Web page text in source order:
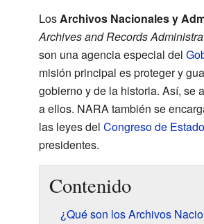
LosArchivos Nacionales y
Archives and Records
son una agencia especial del
misión principal es proteger y
gobierno y de la historia. Así, se
a ellos. NARA también se
las leyes del Congreso de
presidentes.
Contenido
¿Qué son los Archivos